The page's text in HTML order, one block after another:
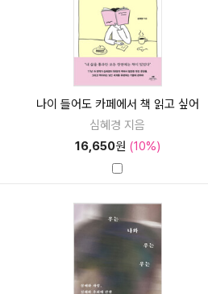
나이 들어도 카페에서 책 읽고 싶어
심혜경 지음
16,650원 (10%)